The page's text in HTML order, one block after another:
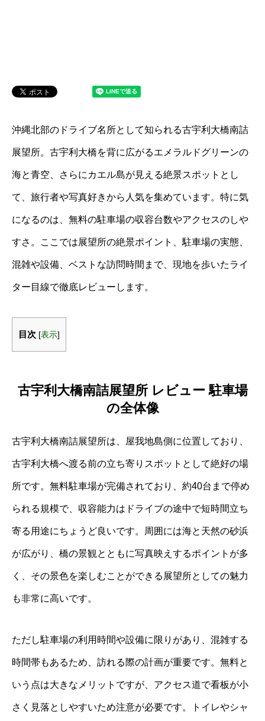
沖縄北部のドライブ名所として知られる古宇利大橋南詰
展望所。古宇利大橋を背に広がるエメラルドグリーンの
海と青空、さらにカエル島が見える絶景スポットとし
て、旅行者や写真好きから人気を集めています。特に気
になるのは、無料の駐車場の収容台数やアクセスのしや
すさ。ここでは展望所の絶景ポイント、駐車場の実態、
混雑や設備、ベストな訪問時間まで、現地を歩いたライ
ター目線で徹底レビューします。
目次 [表示]
古宇利大橋南詰展望所 レビュー 駐車場
の全体像
古宇利大橋南詰展望所は、屋我地島側に位置しており、
古宇利大橋へ渡る前の立ち寄りスポットとして絶好の場
所です。無料駐車場が完備されており、約40台まで停め
られる規模で、収容能力はドライブの途中で短時間立ち
寄る用途にちょうど良いです。周囲には海と天然の砂浜
が広がり、橋の景観とともに写真映えするポイントが多
く、その景色を楽しむことができる展望所としての魅力
も非常に高いです。
ただし駐車場の利用時間や設備に限りがあり、混雑する
時間帯もあるため、訪れる際の計画が重要です。無料と
いう点は大きなメリットですが、アクセス道で看板が小
さく見落としやすいため注意が必要です。トイレやシャ